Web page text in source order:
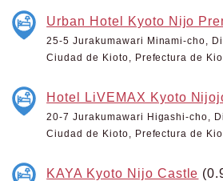
Urban Hotel Kyoto Nijo
25-5 Jurakumawari Minami-cho,
Ciudad de Kioto, Prefectura de
Hotel LiVEMAX Kyoto
20-7 Jurakumawari Higashi-cho,
Ciudad de Kioto, Prefectura de
KAYA Kyoto Nijo Castle